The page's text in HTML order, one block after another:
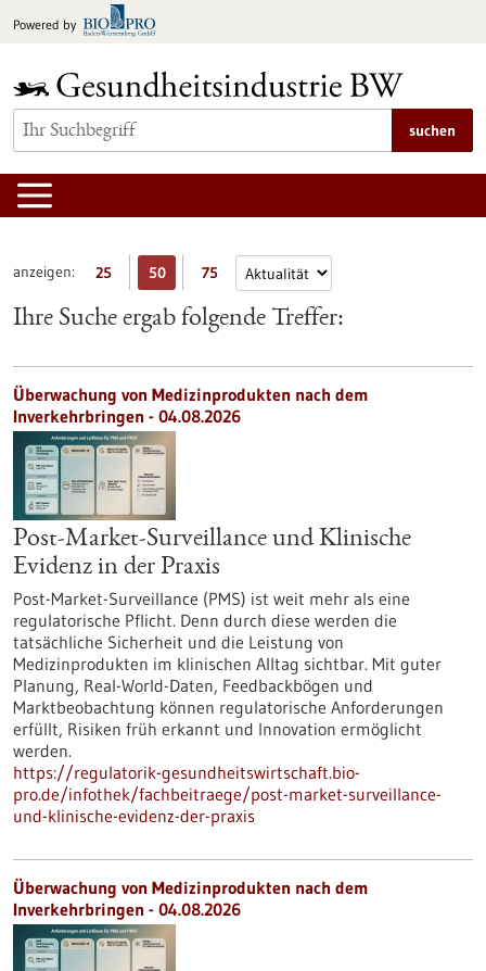
Inhalt
Powered by
suchen
anzeigen: 25 50 75
Ihre Suche ergab folgende Treffer:
Überwachung von Medizinprodukten nach dem
Inverkehrbringen - 04.08.2026
Post-Market-Surveillance und Klinische
Evidenz in der Praxis
Post-Market-Surveillance (PMS) ist weit mehr als eine
regulatorische Pflicht. Denn durch diese werden die
tatsächliche Sicherheit und die Leistung von
Medizinprodukten im klinischen Alltag sichtbar. Mit guter
Planung, Real-World-Daten, Feedbackbögen und
Marktbeobachtung können regulatorische Anforderungen
erfüllt, Risiken früh erkannt und Innovation ermöglicht
werden.
https://regulatorik-gesundheitswirtschaft.bio-
pro.de/infothek/fachbeitraege/post-market-surveillance-
und-klinische-evidenz-der-praxis
Überwachung von Medizinprodukten nach dem
Inverkehrbringen - 04.08.2026